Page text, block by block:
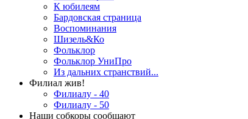
К юбилеям
Бардовская страница
Воспоминания
Шизель&Ко
Фольклор
Фольклор УниПро
Из дальних странствий...
Филиал жив!
Филиалу - 40
Филиалу - 50
Наши собкоры сообщают